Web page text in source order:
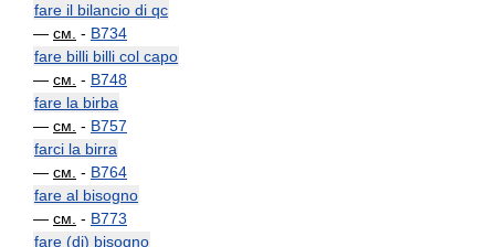
fare il bilancio di qc
— см. - B734
fare billi billi col capo
— см. - B748
fare la birba
— см. - B757
farci la birra
— см. - B764
fare al bisogno
— см. - B773
fare (di) bisogno